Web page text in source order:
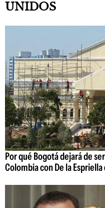
UNIDOS
Por qué Bogotá dejará de
Colombia con De la